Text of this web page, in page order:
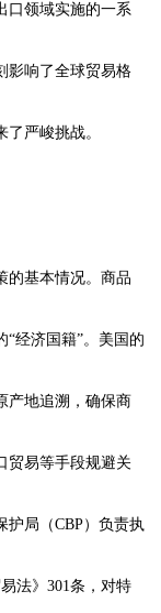
口领域实施的一系
影响了全球贸易格
严峻挑战。
的基本情况。商品
经济国籍”。美国的
产地追溯，确保商
贸易等手段规避关
护局（CBP）负责执
法》301条，对特